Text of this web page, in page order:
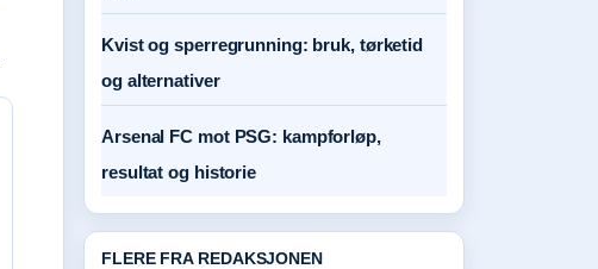
Kvist og sperregrunning: bruk, tørketid
og alternativer
Arsenal FC mot PSG: kampforløp,
resultat og historie
FLERE FRA REDAKSJONEN